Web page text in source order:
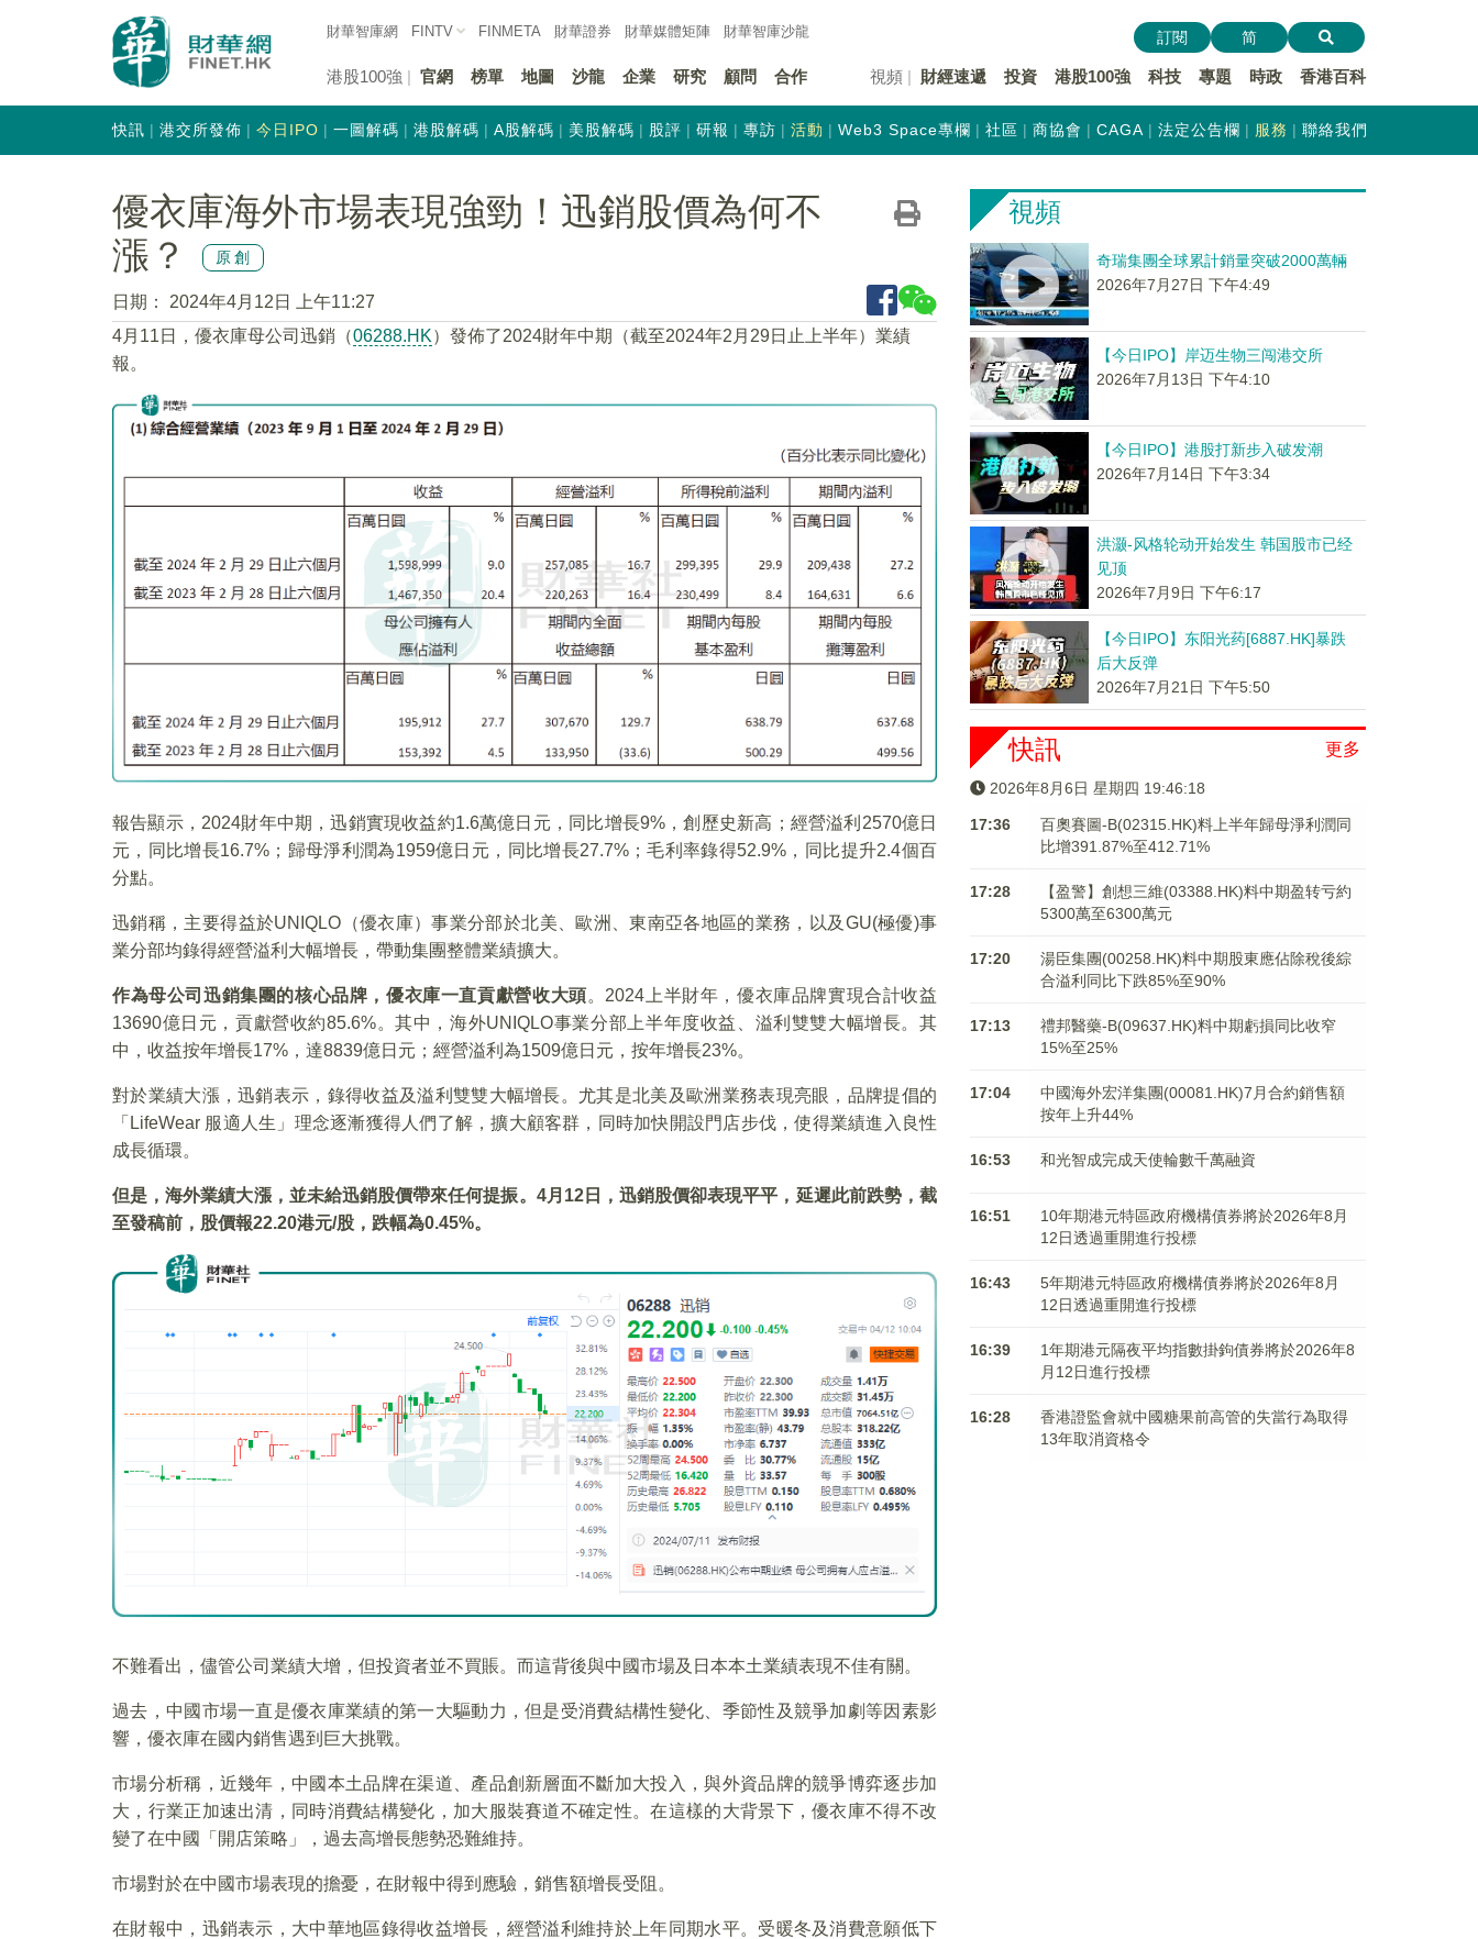
財華智庫網 FINTV FINMETA 財華證券 財華媒體矩陣 財華智庫沙龍
港股100強 官網 榜單 地圖 沙龍 企業 研究 顧問 合作 視頻 財經速遞 投資 港股100強 科技 專題 時政 香港百科
訂閱 简
快訊 港交所發佈 今日IPO 一圖解碼 港股解碼 A股解碼 美股解碼 股評 研報 專訪 活動 Web3 Space專欄 社區 商協會 CAGA 法定公告欄 服務 聯絡我們
優衣庫海外市場表現強勁！迅銷股價為何不
漲？
原創
日期：
2024年4月12日 上午11:27
4月11日，優衣庫母公司迅銷（06288.HK）發佈了2024財年中期（截至2024年2月29日止上半年）業績
報。
報告顯示，2024財年中期，迅銷實現收益約1.6萬億日元，同比增長9%，創歷史新高；經營溢利2570億日
元，同比增長16.7%；歸母淨利潤為1959億日元，同比增長27.7%；毛利率錄得52.9%，同比提升2.4個百
分點。
迅銷稱，主要得益於UNIQLO（優衣庫）事業分部於北美、歐洲、東南亞各地區的業務，以及GU(極優)事
業分部均錄得經營溢利大幅增長，帶動集團整體業績擴大。
作為母公司迅銷集團的核心品牌，優衣庫一直貢獻營收大頭。2024上半財年，優衣庫品牌實現合計收益
13690億日元，貢獻營收約85.6%。其中，海外UNIQLO事業分部上半年度收益、溢利雙雙大幅增長。其
中，收益按年增長17%，達8839億日元；經營溢利為1509億日元，按年增長23%。
對於業績大漲，迅銷表示，錄得收益及溢利雙雙大幅增長。尤其是北美及歐洲業務表現亮眼，品牌提倡的
「LifeWear 服適人生」理念逐漸獲得人們了解，擴大顧客群，同時加快開設門店步伐，使得業績進入良性
成長循環。
但是，海外業績大漲，並未給迅銷股價帶來任何提振。4月12日，迅銷股價卻表現平平，延遲此前跌勢，截
至發稿前，股價報22.20港元/股，跌幅為0.45%。
不難看出，儘管公司業績大增，但投資者並不買賬。而這背後與中國市場及日本本土業績表現不佳有關。
過去，中國市場一直是優衣庫業績的第一大驅動力，但是受消費結構性變化、季節性及競爭加劇等因素影
響，優衣庫在國内銷售遇到巨大挑戰。
市場分析稱，近幾年，中國本土品牌在渠道、產品創新層面不斷加大投入，與外資品牌的競爭博弈逐步加
大，行業正加速出清，同時消費結構變化，加大服裝賽道不確定性。在這樣的大背景下，優衣庫不得不改
變了在中國「開店策略」，過去高增長態勢恐難維持。
市場對於在中國市場表現的擔憂，在財報中得到應驗，銷售額增長受阻。
在財報中，迅銷表示，大中華地區錄得收益增長，經營溢利維持於上年同期水平。受暖冬及消費意願低下
視頻
奇瑞集團全球累計銷量突破2000萬輛
2026年7月27日 下午4:49
【今日IPO】岸迈生物三闯港交所
2026年7月13日 下午4:10
【今日IPO】港股打新步入破发潮
2026年7月14日 下午3:34
洪灏-风格轮动开始发生 韩国股市已经
见顶
2026年7月9日 下午6:17
【今日IPO】东阳光药[6887.HK]暴跌
后大反弹
2026年7月21日 下午5:50
更多
快訊
2026年8月6日 星期四 19:46:19
17:36
百奧賽圖-B(02315.HK)料上半年歸母淨利潤同
比增391.87%至412.71%
17:28
【盈警】創想三維(03388.HK)料中期盈转亏約
5300萬至6300萬元
17:20
湯臣集團(00258.HK)料中期股東應佔除稅後綜
合溢利同比下跌85%至90%
17:13
禮邦醫藥-B(09637.HK)料中期虧損同比收窄
15%至25%
17:04
中國海外宏洋集團(00081.HK)7月合約銷售額
按年上升44%
16:53 和光智成完成天使輪數千萬融資
16:51
10年期港元特區政府機構債券將於2026年8月
12日透過重開進行投標
16:43
5年期港元特區政府機構債券將於2026年8月
12日透過重開進行投標
16:39
1年期港元隔夜平均指數掛鉤債券將於2026年8
月12日進行投標
16:28
香港證監會就中國糖果前高管的失當行為取得
13年取消資格令